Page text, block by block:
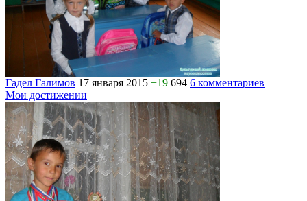
Гадел Галимов 17 января 2015 +19 694 6 комментариев
Мои достижении